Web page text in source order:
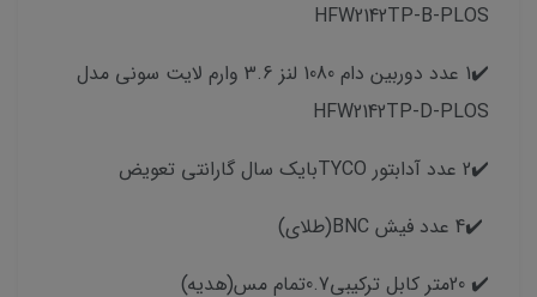
HFW2142TP-B-PLOS
✔️1 عدد دوربین دام 1080 لنز 3.6 وارم لایت سونی مدل
HFW2142TP-D-PLOS
✔️2 عدد آدابتور TYCOبایک سال گارانتی تعویض
✔️4 عدد فیش BNC(طلای)
✔️ 20متر کابل ترکیبی0.7تمام مس(هدیه)